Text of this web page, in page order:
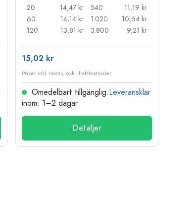
20
14,47 kr
60
14,14 kr
120
13,81 kr
540
11,19 kr
1.020
10,64 kr
3.800
9,21 kr
15,02 kr
Priser inkl. moms, exkl. fraktkostnader
Omedelbart tillgänglig.Leveransklar
inom: 1–2 dagar
Detaljer